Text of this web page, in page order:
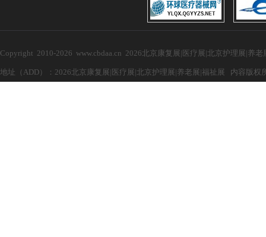
Copyright 2010-2026 www.cbdaa.cn 2026北京康复展|医疗展|北京护理展|
地址（ADD）：2026北京康复展|医疗展|北京护理展|养老展|福祉展 内容版